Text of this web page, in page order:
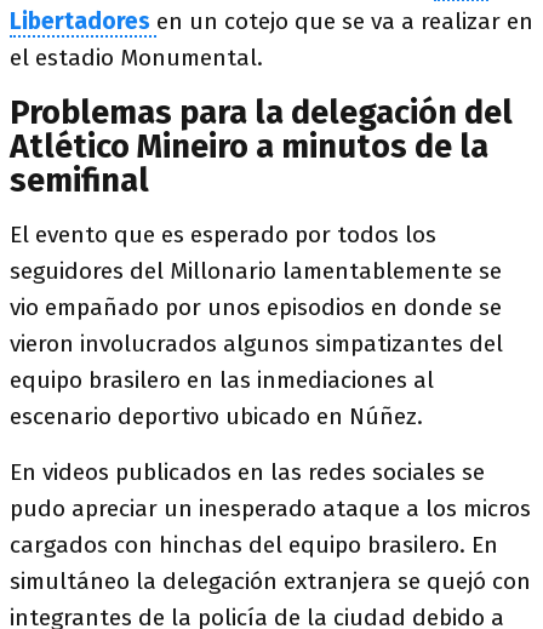
Libertadores en un cotejo que se va a realizar en
el estadio Monumental.
Problemas para la delegación del
Atlético Mineiro a minutos de la
semifinal
El evento que es esperado por todos los
seguidores del Millonario lamentablemente se
vio empañado por unos episodios en donde se
vieron involucrados algunos simpatizantes del
equipo brasilero en las inmediaciones al
escenario deportivo ubicado en Núñez.
En videos publicados en las redes sociales se
pudo apreciar un inesperado ataque a los micros
cargados con hinchas del equipo brasilero. En
simultáneo la delegación extranjera se quejó con
integrantes de la policía de la ciudad debido a